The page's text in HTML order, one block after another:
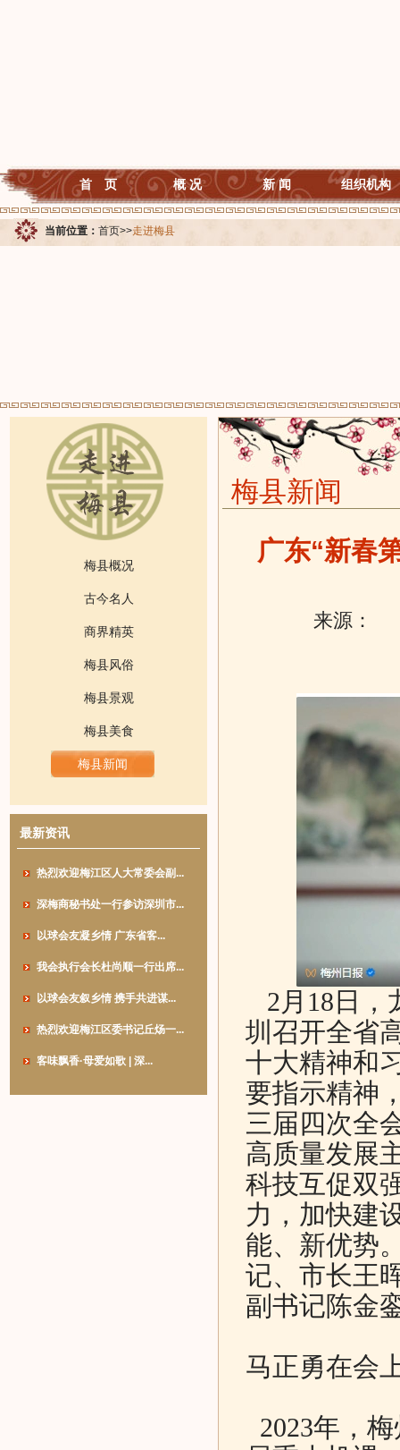
首 页 概 况 新 闻 组织机构
当前位置： 首页>>走进梅县
梅县概况
古今名人
商界精英
梅县风俗
梅县景观
梅县美食
梅县新闻
最新资讯
热烈欢迎梅江区人大常委会副...
深梅商秘书处一行参访深圳市...
以球会友凝乡情 广东省客...
我会执行会长杜尚顺一行出席...
以球会友叙乡情 携手共进谋...
热烈欢迎梅江区委书记丘炀一...
客味飘香·母爱如歌 | 深...
梅县新闻
广东“新春
来源：
2月18日，
圳召开全省
十大精神和
要指示精神
三届四次全
高质量发展
科技互促双
力，加快建
能、新优势
记、市长王
副书记陈金
马正勇在会
2023年，